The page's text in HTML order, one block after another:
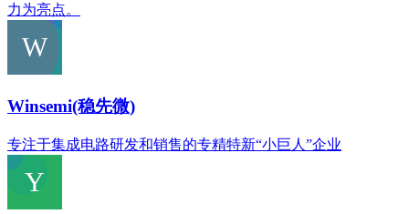
力为亮点。
Winsemi(稳先微)
专注于集成电路研发和销售的专精特新“小巨人”企业